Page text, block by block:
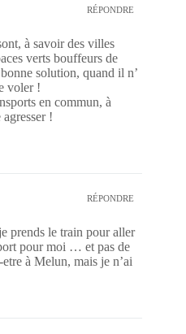
RÉPONDRE
à savoir des villes
verts bouffeurs de
solution, quand il n’
voler !
en commun, à
!
RÉPONDRE
prends le train pour aller
pour moi … et pas de
à Melun, mais je n’ai